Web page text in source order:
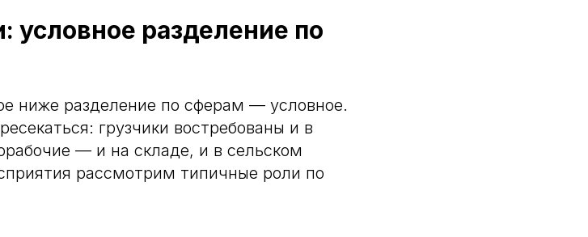
разделение по
ниже разделение по сферам — условное.
грузчики востребованы и в
— и на складе, и в сельском
рассмотрим типичные роли по